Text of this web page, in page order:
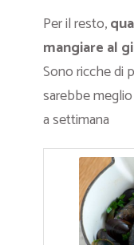
Per il resto,
mangiare al
Sono ricche di
sarebbe
a settimana